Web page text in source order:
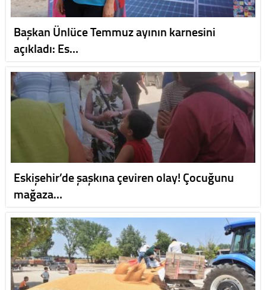
Başkan Ünlüce Temmuz ayının karnesini
açıkladı: Es…
Eskişehir’de şaşkına çeviren olay! Çocuğunu
mağaza…